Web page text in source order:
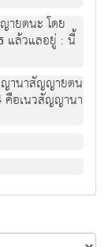
ายตนะ โดย
แล้วแลอยู่ : นี้
านาสัญญายตน
อเนวสัญญานา